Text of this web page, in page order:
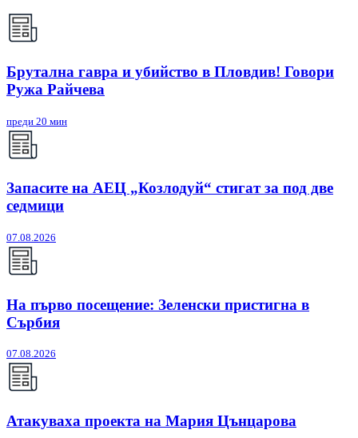
Брутална гавра и убийство в Пловдив! Говори
Ружа Райчева
преди 20 мин
Запасите на АЕЦ „Козлодуй“ стигат за под две
седмици
07.08.2026
На първо посещение: Зеленски пристигна в
Сърбия
07.08.2026
Атакуваха проекта на Мария Цънцарова